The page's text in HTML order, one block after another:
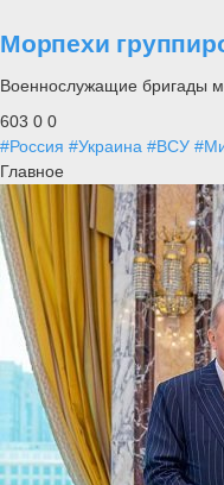
Морпехи
Военнослужащие бригады
603 0 0
#Россия #Украина #ВСУ
Главное